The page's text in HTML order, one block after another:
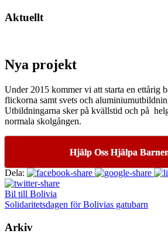
Aktuellt
Nya projekt
Under 2015 kommer vi att starta en ettårig
flickorna samt svets och
Utbildningarna sker på kvällstid och på
normala skolgången.
Hjälp Oss Hjälpa
Dela:
Bil till Bolivia
Solidaritetsdagen för Bolivias gatubarn
Arkiv